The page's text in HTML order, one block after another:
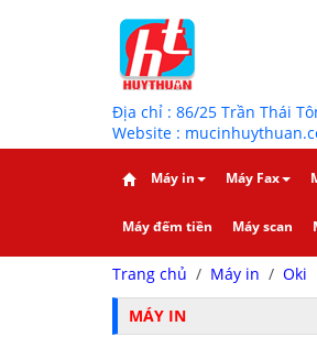
Địa chỉ : 86/25 Trần Thái
Website :
Máy in Máy Fax
Máy đếm tiền Máy scan
Trang chủ / Máy in / Oki
MÁY IN